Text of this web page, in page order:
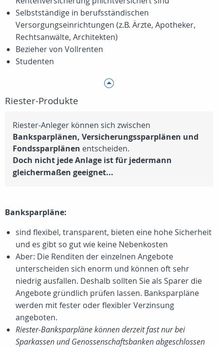
Selbstständige in berufsständischen
Versorgungseinrichtungen (z.B. Ärzte, Apotheker,
Rechtsanwälte, Architekten)
Bezieher von Vollrenten
Studenten
Riester-Produkte
Riester-Anleger können sich zwischen
Banksparplänen, Versicherungssparplänen und
Fondssparplänen entscheiden.
Doch nicht jede Anlage ist für jedermann
gleichermaßen geeignet...
Banksparpläne:
sind flexibel, transparent, bieten eine hohe Sicherheit
und es gibt so gut wie keine Nebenkosten
Aber: Die Renditen der einzelnen Angebote
unterscheiden sich enorm und können oft sehr
niedrig ausfallen. Deshalb sollten Sie als Sparer die
Angebote gründlich prüfen lassen. Banksparpläne
werden mit fester oder flexibler Verzinsung
angeboten.
Riester-Banksparpläne können derzeit fast nur bei
Sparkassen und Genossenschaftsbanken abgeschlossen